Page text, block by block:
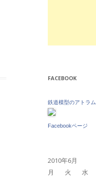
FACEBOOK
鉄道模型のアトラム
Facebookページ
2010年6月
月
火 水